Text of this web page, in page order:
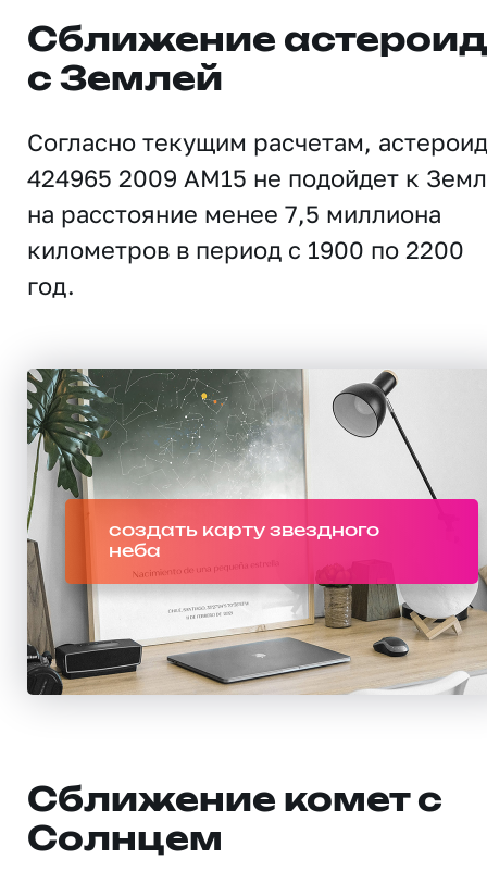
Сближение
с Землей
Согласно текущим расчетам, астероид
424965 2009 AM15 не подойдет к
на расстояние менее 7,5 миллиона
километров в период с 1900 по 2200
год.
создать карту звездного
неба
Сближение комет с
Солнцем